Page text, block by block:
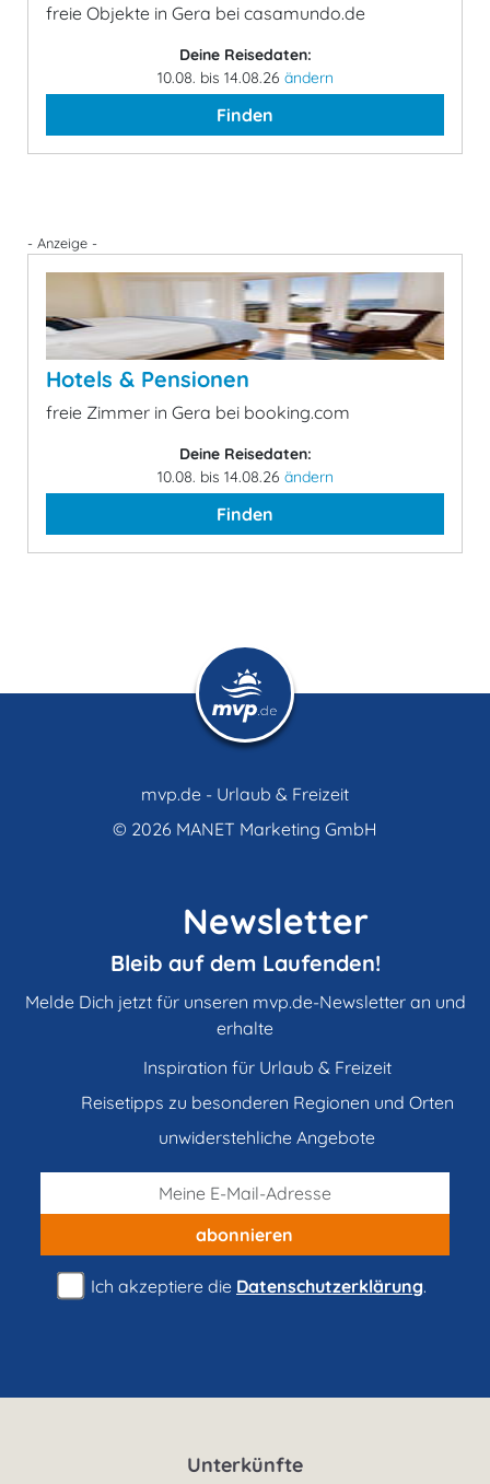
freie Objekte in Gera bei casamundo.de
Deine Reisedaten:
10.08. bis 14.08.26 ändern
Finden
- Anzeige -
Hotels & Pensionen
freie Zimmer in Gera bei booking.com
Deine Reisedaten:
10.08. bis 14.08.26 ändern
Finden
mvp.de - Urlaub & Freizeit
© 2026 MANET Marketing GmbH
Newsletter
Bleib auf dem Laufenden!
Melde Dich jetzt für unseren mvp.de-Newsletter an und
erhalte
Inspiration für Urlaub & Freizeit
Reisetipps zu besonderen Regionen und Orten
unwiderstehliche Angebote
abonnieren
Ich akzeptiere die Datenschutzerklärung.
Unterkünfte